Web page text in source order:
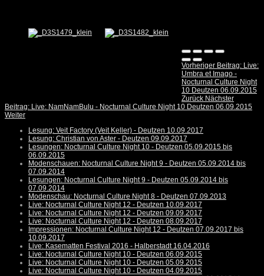
Vorheriger Beitrag: Live:
Umbra et Imago -
Nocturnal Culture Night
10 Deutzen 06.09.2015
Zurück Nächster
Beitrag: Live: NamNamBulu - Nocturnal Culture Night 10 Deutzen 06.09.2015
Weiter
Lesung: Veit Factory (Veit Keller) - Deutzen 10.09.2017
Lesung: Christian von Aster - Deutzen 09.09.2017
Lesungen: Nocturnal Culture Night 10 - Deutzen 05.09.2015 bis
06.09.2015
Modenschauen: Nocturnal Culture Night 9 - Deutzen 05.09.2014 bis
07.09.2014
Lesungen: Nocturnal Culture Night 9 - Deutzen 05.09.2014 bis
07.09.2014
Modenschau: Nocturnal Culture Night 8 - Deutzen 07.09.2013
Live: Nocturnal Culture Night 12 - Deutzen 10.09.2017
Live: Nocturnal Culture Night 12 - Deutzen 09.09.2017
Live: Nocturnal Culture Night 12 - Deutzen 08.09.2017
Impressionen: Nocturnal Culture Night 12 - Deutzen 07.09.2017 bis
10.09.2017
Live: Kasematten Festival 2016 - Halberstadt 16.04.2016
Live: Nocturnal Culture Night 10 - Deutzen 06.09.2015
Live: Nocturnal Culture Night 10 - Deutzen 05.09.2015
Live: Nocturnal Culture Night 10 - Deutzen 04.09.2015